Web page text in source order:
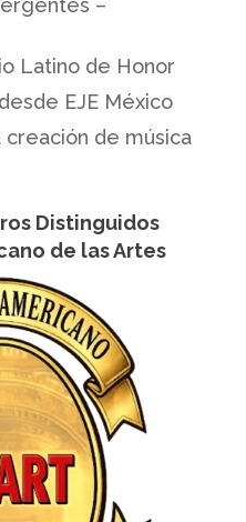
Latino de Honor
EJE México
de música
Distinguidos
de las Artes